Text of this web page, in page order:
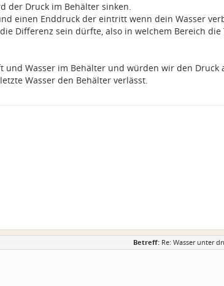
der Druck im Behälter sinken.
einen Enddruck der eintritt wenn dein Wasser
Differenz sein dürfte, also in welchem Bereich
und Wasser im Behälter und würden wir den
Wasser den Behälter verlässt.
Betreff: Re: Wasser unter